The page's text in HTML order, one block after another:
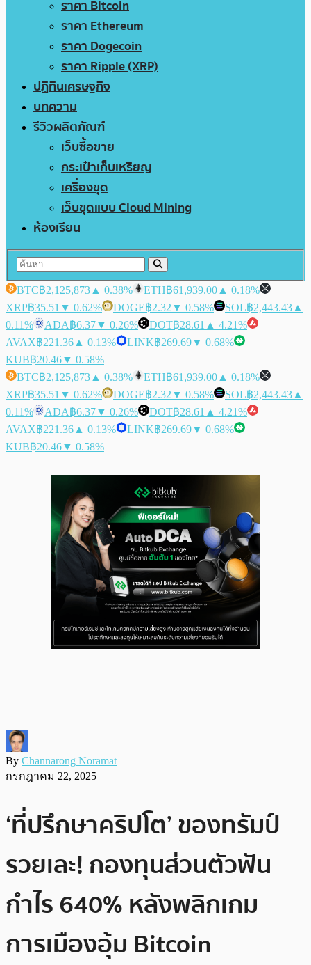
ราคา Bitcoin
ราคา Ethereum
ราคา Dogecoin
ราคา Ripple (XRP)
ปฏิทินเศรษฐกิจ
บทความ
รีวิวผลิตภัณฑ์
เว็บซื้อขาย
กระเป๋าเก็บเหรียญ
เครื่องขุด
เว็บขุดแบบ Cloud Mining
ห้องเรียน
BTC฿2,125,873 ▲ 0.38% ETH฿61,939.00 ▲ 0.18%
XRP฿35.51 ▼ 0.62% DOGE฿2.32 ▼ 0.58% SOL฿2,443.43 ▲
0.11%
ADA฿6.37▼ 0.26% DOT฿28.61 ▲ 4.21%
AVAX฿221.36 ▲ 0.13% LINK฿269.69▼ 0.68%
KUB฿20.46▼ 0.58%
BTC฿2,125,873 ▲ 0.38% ETH฿61,939.00 ▲ 0.18%
XRP฿35.51 ▼ 0.62% DOGE฿2.32 ▼ 0.58% SOL฿2,443.43 ▲
0.11%
ADA฿6.37▼ 0.26% DOT฿28.61 ▲ 4.21%
AVAX฿221.36 ▲ 0.13% LINK฿269.69▼ 0.68%
KUB฿20.46▼ 0.58%
By Channarong Noramat
กรกฎาคม 22, 2025
‘ที่ปรึกษาคริปโต’ ของทรัมป์
รวยเละ! กองทุนส่วนตัวฟัน
กำไร 640% หลังพลิกเกม
การเมืองอุ้ม Bitcoin